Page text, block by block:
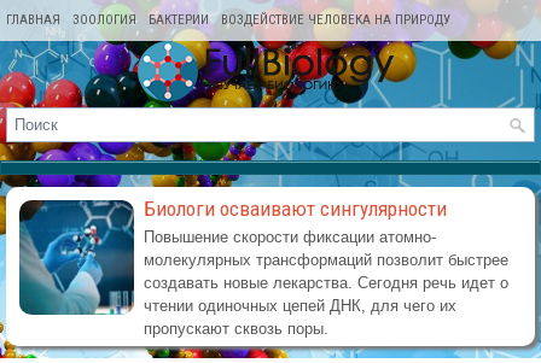
ГЛАВНАЯ ЗООЛОГИЯ БАКТЕРИИ ВОЗДЕЙСТВИЕ ЧЕЛОВЕКА НА ПРИРОДУ
КАРТА САЙТА
Биологи осваивают сингулярности
Повышение скорости фиксации атомно-
молекулярных трансформаций позволит быстрее
создавать новые лекарства. Сегодня речь идет о
чтении одиночных цепей ДНК, для чего их
пропускают сквозь поры.